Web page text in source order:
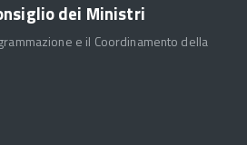
dei Ministri
e il Coordinamento della